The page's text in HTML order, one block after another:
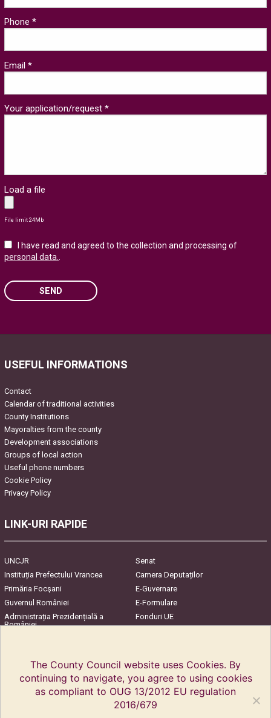
Phone *
Email *
Your application/request *
Load a file
File limit 24Mb
I have read and agreed to the collection and processing of
personal data.
SEND
USEFUL INFORMATIONS
Contact
Calendar of traditional activities
County Institutions
Mayoralties from the county
Development associations
Groups of local action
Useful phone numbers
Cookie Policy
Privacy Policy
LINK-URI RAPIDE
UNCJR
Senat
Instituția Prefectului Vrancea
Camera Deputaților
Primăria Focşani
E-Guvernare
Guvernul României
E-Formulare
Administrația Prezidențială a
României
Fonduri UE
The County Council website uses Cookies. By
continuing to navigate, you agree to using cookies
as compliant to OUG 13/2012 EU regulation
2016/679